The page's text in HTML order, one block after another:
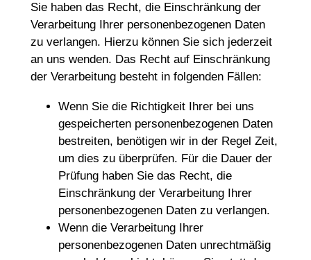
Sie haben das Recht, die Einschränkung der
Verarbeitung Ihrer personenbezogenen Daten
zu verlangen. Hierzu können Sie sich jederzeit
an uns wenden. Das Recht auf Einschränkung
der Verarbeitung besteht in folgenden Fällen:
Wenn Sie die Richtigkeit Ihrer bei uns
gespeicherten personenbezogenen Daten
bestreiten, benötigen wir in der Regel Zeit,
um dies zu überprüfen. Für die Dauer der
Prüfung haben Sie das Recht, die
Einschränkung der Verarbeitung Ihrer
personenbezogenen Daten zu verlangen.
Wenn die Verarbeitung Ihrer
personenbezogenen Daten unrechtmäßig